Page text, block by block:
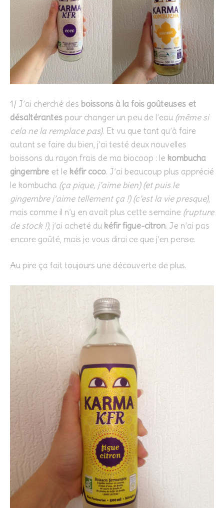
1/ J’ai cherché des boissons à la fois goûteuses et
désaltérantes pour changer un peu de l’eau (même si
cela ne la remplace pas). Et vu que tant qu’à faire
autant se faire du bien, j’ai testé deux nouvelles
boissons du rayon frais de ma biocoop : le kombucha
gingembre et le kéfir coco. J’ai beaucoup plus apprécié
le kombucha (ça pique, j’aime bien) (et puis le
gingembre j’aime tellement ça !) (c’est la vie presque),
mais comme il n’y en avait plus cette semaine (rupture
de stock !), j’ai acheté du kéfir figue-citron. Je n’ai pas
encore goûté, mais je vous dirai ce que j’en pense.
Au pire ça fait toujours une découverte de plus.